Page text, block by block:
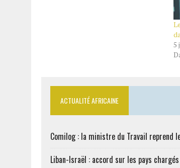
5
ACTUALITÉ AFRICAINE
Comilog : la ministre du Travail reprend
Liban-Israël : accord sur les pays